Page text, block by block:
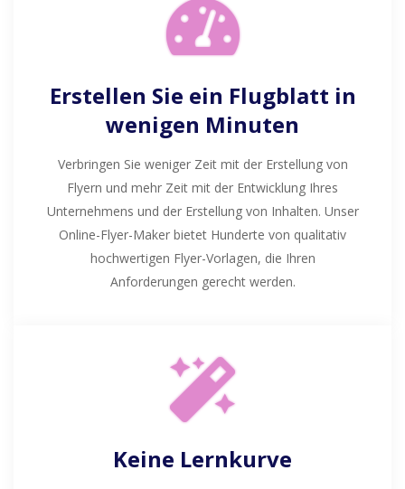
Erstellen Sie ein Flugblatt in
wenigen Minuten
Verbringen Sie weniger Zeit mit der Erstellung von
Flyern und mehr Zeit mit der Entwicklung Ihres
Unternehmens und der Erstellung von Inhalten. Unser
Online-Flyer-Maker bietet Hunderte von qualitativ
hochwertigen Flyer-Vorlagen, die Ihren
Anforderungen gerecht werden.
Keine Lernkurve